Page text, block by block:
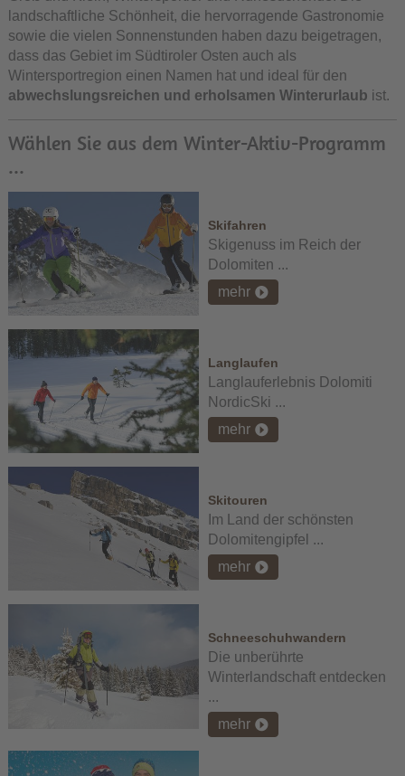
landschaftliche Schönheit, die hervorragende Gastronomie
sowie die vielen Sonnenstunden haben dazu beigetragen,
dass das Gebiet im Südtiroler Osten auch als
Wintersportregion einen Namen hat und ideal für den
abwechslungsreichen und erholsamen Winterurlaub ist.
Wählen Sie aus dem Winter-Aktiv-Programm
...
Skifahren
Skigenuss im Reich der
Dolomiten ...
mehr
Langlaufen
Langlauferlebnis Dolomiti
NordicSki ...
mehr
Skitouren
Im Land der schönsten
Dolomitengipfel ...
mehr
Schneeschuhwandern
Die unberührte
Winterlandschaft entdecken
...
mehr